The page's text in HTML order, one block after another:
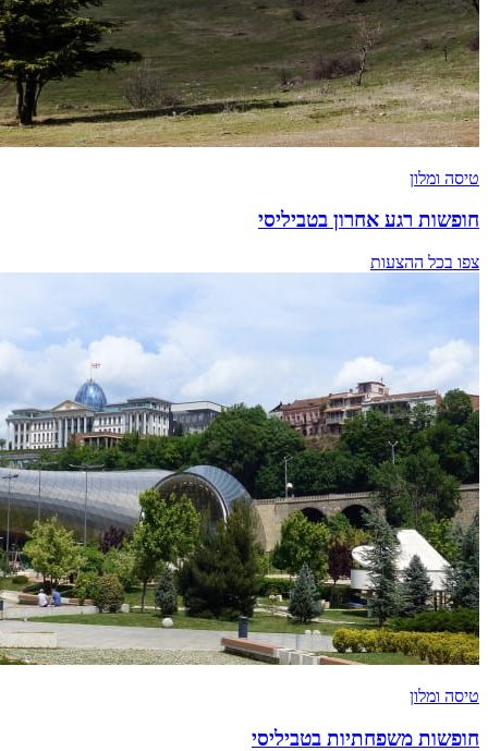
טיסה ומלון
חופשות רגע אחרון בטביליסי
צפו בכל ההצעות
טיסה ומלון
חופשות משפחתיות בטביליסי